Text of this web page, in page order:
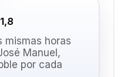
mismas horas
Manuel,
por cada